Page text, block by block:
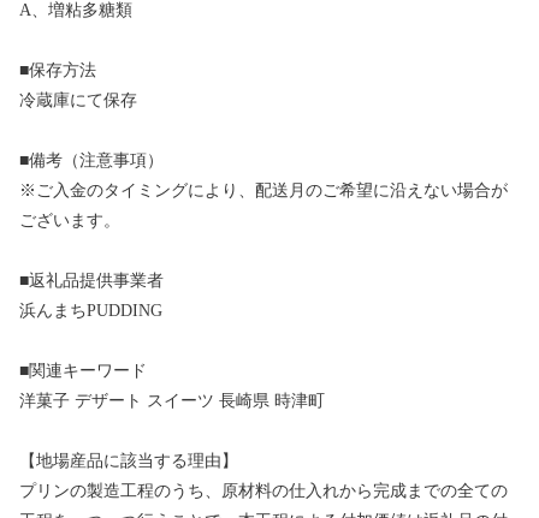
A、増粘多糖類
■保存方法
冷蔵庫にて保存
■備考（注意事項）
※ご入金のタイミングにより、配送月のご希望に沿えない場合が
ございます。
■返礼品提供事業者
浜んまちPUDDING
■関連キーワード
洋菓子 デザート スイーツ 長崎県 時津町
【地場産品に該当する理由】
プリンの製造工程のうち、原材料の仕入れから完成までの全ての